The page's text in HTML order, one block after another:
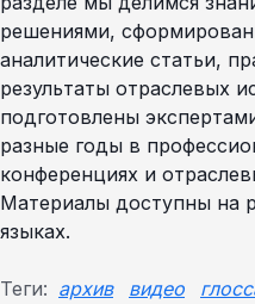
решениями,
аналитические статьи,
результаты отраслевых
подготовлены
разные годы в
конференциях и
Материалы доступны на
языках.
Теги: архив видео